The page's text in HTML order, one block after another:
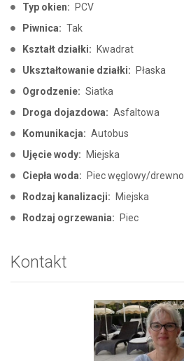
Typ okien: PCV
Piwnica: Tak
Kształt działki: Kwadrat
Ukształtowanie działki: Płaska
Ogrodzenie: Siatka
Droga dojazdowa: Asfaltowa
Komunikacja: Autobus
Ujęcie wody: Miejska
Ciepła woda: Piec węglowy/drewno
Rodzaj kanalizacji: Miejska
Rodzaj ogrzewania: Piec
Kontakt